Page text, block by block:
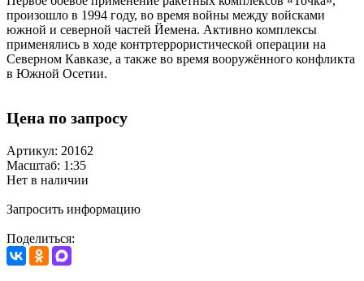
произошло в 1994 году, во время войны между войсками
южной и северной частей Йемена. Активно комплексы
применялись в ходе контртеррористической операции на
Северном Кавказе, а также во время вооружённого конфликта
в Южной Осетии.
Цена по запросу
Артикул: 20162
Масштаб: 1:35
Нет в наличии
Запросить информацию
Поделиться: